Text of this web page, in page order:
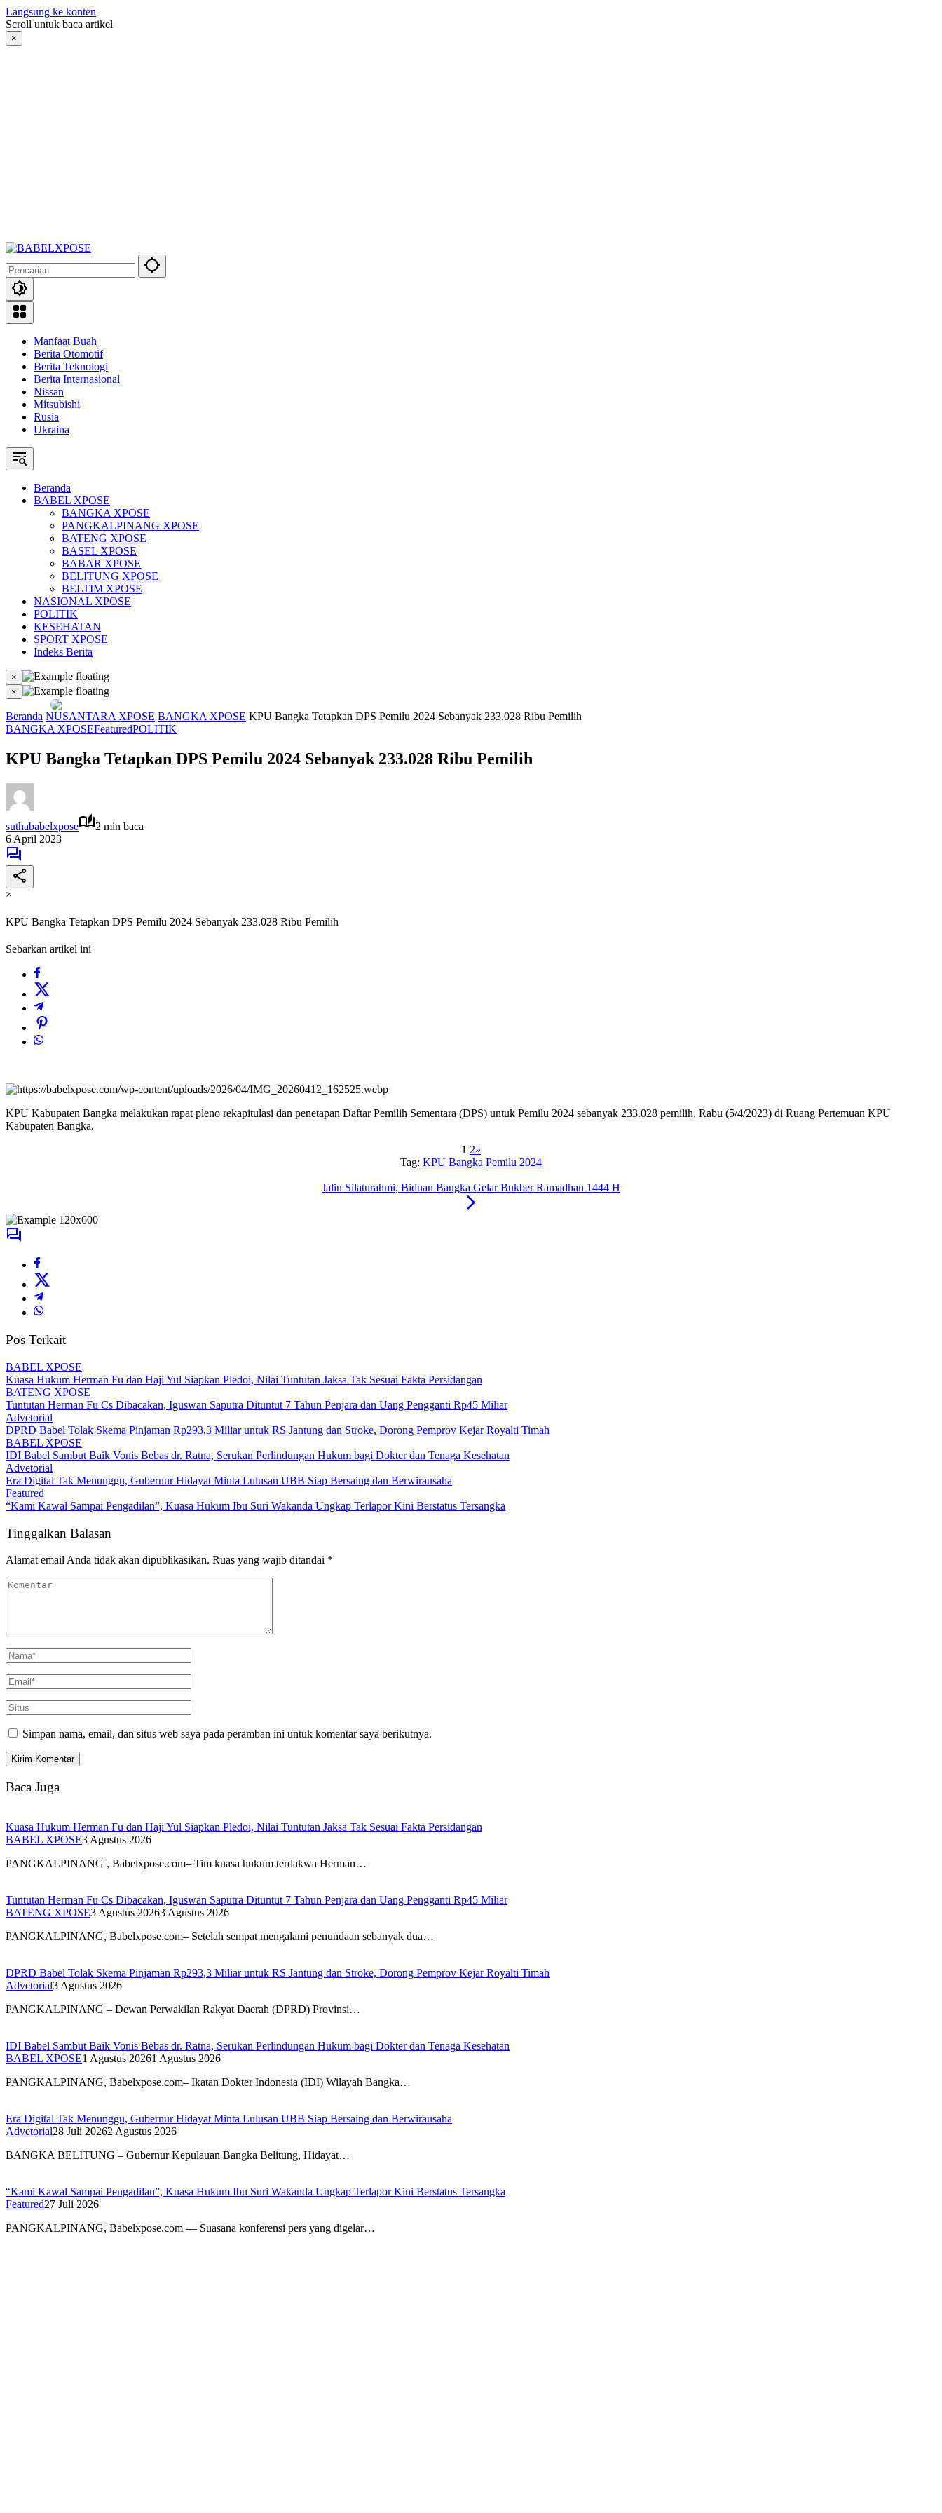
Langsung ke konten
Scroll untuk baca artikel
×
Manfaat Buah
Berita Otomotif
Berita Teknologi
Berita Internasional
Nissan
Mitsubishi
Rusia
Ukraina
Beranda
BABEL XPOSE
BANGKA XPOSE
PANGKALPINANG XPOSE
BATENG XPOSE
BASEL XPOSE
BABAR XPOSE
BELITUNG XPOSE
BELTIM XPOSE
NASIONAL XPOSE
POLITIK
KESEHATAN
SPORT XPOSE
Indeks Berita
×
×
Beranda NUSANTARA XPOSE BANGKA XPOSE KPU Bangka Tetapkan DPS Pemilu 2024 Sebanyak 233.028 Ribu Pemilih
BANGKA XPOSEFeaturedPOLITIK
KPU Bangka Tetapkan DPS Pemilu 2024 Sebanyak 233.028 Ribu Pemilih
suthababelxpose
2 min baca
6 April 2023
×
KPU Bangka Tetapkan DPS Pemilu 2024 Sebanyak 233.028 Ribu Pemilih
Sebarkan artikel ini
KPU Kabupaten Bangka melakukan rapat pleno rekapitulasi dan penetapan Daftar Pemilih Sementara (DPS) untuk Pemilu 2024 sebanyak 233.028 pemilih, Rabu (5/4/2023) di Ruang Pertemuan KPU
Kabupaten Bangka.
1 2»
Tag: KPU Bangka Pemilu 2024
Jalin Silaturahmi, Biduan Bangka Gelar Bukber Ramadhan 1444 H
Pos Terkait
BABEL XPOSE
Kuasa Hukum Herman Fu dan Haji Yul Siapkan Pledoi, Nilai Tuntutan Jaksa Tak Sesuai Fakta Persidangan
BATENG XPOSE
Tuntutan Herman Fu Cs Dibacakan, Iguswan Saputra Dituntut 7 Tahun Penjara dan Uang Pengganti Rp45 Miliar
Advetorial
DPRD Babel Tolak Skema Pinjaman Rp293,3 Miliar untuk RS Jantung dan Stroke, Dorong Pemprov Kejar Royalti Timah
BABEL XPOSE
IDI Babel Sambut Baik Vonis Bebas dr. Ratna, Serukan Perlindungan Hukum bagi Dokter dan Tenaga Kesehatan
Advetorial
Era Digital Tak Menunggu, Gubernur Hidayat Minta Lulusan UBB Siap Bersaing dan Berwirausaha
Featured
“Kami Kawal Sampai Pengadilan”, Kuasa Hukum Ibu Suri Wakanda Ungkap Terlapor Kini Berstatus Tersangka
Tinggalkan Balasan
Alamat email Anda tidak akan dipublikasikan. Ruas yang wajib ditandai *
Simpan nama, email, dan situs web saya pada peramban ini untuk komentar saya berikutnya.
Baca Juga
Kuasa Hukum Herman Fu dan Haji Yul Siapkan Pledoi, Nilai Tuntutan Jaksa Tak Sesuai Fakta Persidangan
BABEL XPOSE3 Agustus 2026
PANGKALPINANG , Babelxpose.com– Tim kuasa hukum terdakwa Herman…
Tuntutan Herman Fu Cs Dibacakan, Iguswan Saputra Dituntut 7 Tahun Penjara dan Uang Pengganti Rp45 Miliar
BATENG XPOSE3 Agustus 20263 Agustus 2026
PANGKALPINANG, Babelxpose.com– Setelah sempat mengalami penundaan sebanyak dua…
DPRD Babel Tolak Skema Pinjaman Rp293,3 Miliar untuk RS Jantung dan Stroke, Dorong Pemprov Kejar Royalti Timah
Advetorial3 Agustus 2026
PANGKALPINANG – Dewan Perwakilan Rakyat Daerah (DPRD) Provinsi…
IDI Babel Sambut Baik Vonis Bebas dr. Ratna, Serukan Perlindungan Hukum bagi Dokter dan Tenaga Kesehatan
BABEL XPOSE1 Agustus 20261 Agustus 2026
PANGKALPINANG, Babelxpose.com– Ikatan Dokter Indonesia (IDI) Wilayah Bangka…
Era Digital Tak Menunggu, Gubernur Hidayat Minta Lulusan UBB Siap Bersaing dan Berwirausaha
Advetorial28 Juli 20262 Agustus 2026
BANGKA BELITUNG – Gubernur Kepulauan Bangka Belitung, Hidayat…
“Kami Kawal Sampai Pengadilan”, Kuasa Hukum Ibu Suri Wakanda Ungkap Terlapor Kini Berstatus Tersangka
Featured27 Juli 2026
PANGKALPINANG, Babelxpose.com — Suasana konferensi pers yang digelar…